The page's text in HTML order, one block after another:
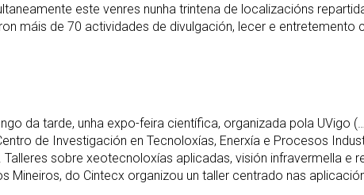
este venres nunha trintena de localizacións
máis de 70 actividades de divulgación, lecer e
da tarde, unha expo-feira científica, organizada pola UVigo
de Investigación en Tecnoloxías, Enerxía e Procesos
sobre xeotecnoloxías aplicadas, visión infravermella e
Mineiros, do Cintecx organizou un taller centrado nas